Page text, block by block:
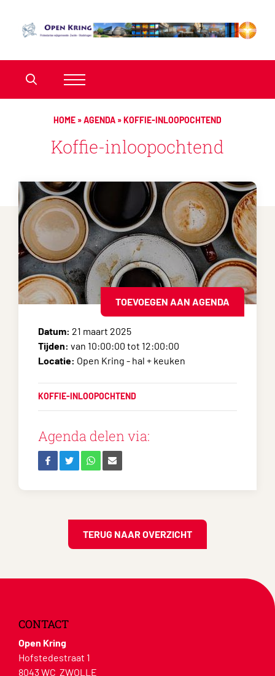
HOME »AGENDA »KOFFIE-INLOOPOCHTEND
Koffie-inloopochtend
TOEVOEGEN AAN AGENDA
Datum: 21 maart 2025
Tijden: van 10:00:00 tot 12:00:00
Locatie: Open Kring - hal + keuken
KOFFIE-INLOOPOCHTEND
Agenda delen via:
TERUG NAAR OVERZICHT
CONTACT
Open Kring
Hofstedestraat 1
8043 WC ZWOLLE